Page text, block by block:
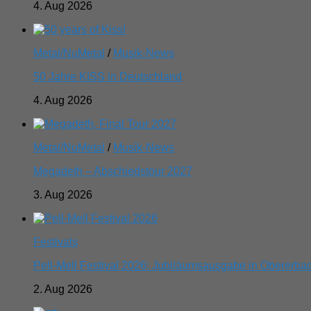
4. Aug 2026
Metal/NuMetal / Musik-News
50 Jahre KISS in Deutschland
4. Aug 2026
Metal/NuMetal / Musik-News
Megadeth – Abschiedstour 2027
3. Aug 2026
Festivals
Pell-Mell Festival 2026: Jubiläumsausgabe in
2. Aug 2026